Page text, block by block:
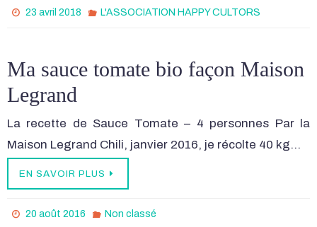
23 avril 2018 L'ASSOCIATION HAPPY CULTORS
Ma sauce tomate bio façon Maison
Legrand
La recette de Sauce Tomate – 4 personnes Par la
Maison Legrand Chili, janvier 2016, je récolte 40 kg…
EN SAVOIR PLUS
20 août 2016 Non classé